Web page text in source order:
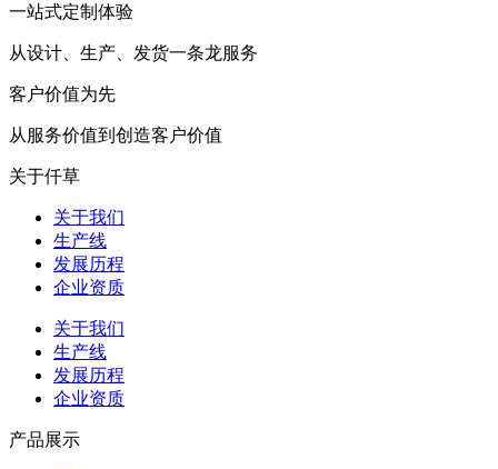
一站式定制体验
从设计、生产、发货一条龙服务
客户价值为先
从服务价值到创造客户价值
关于仟草
关于我们
生产线
发展历程
企业资质
关于我们
生产线
发展历程
企业资质
产品展示